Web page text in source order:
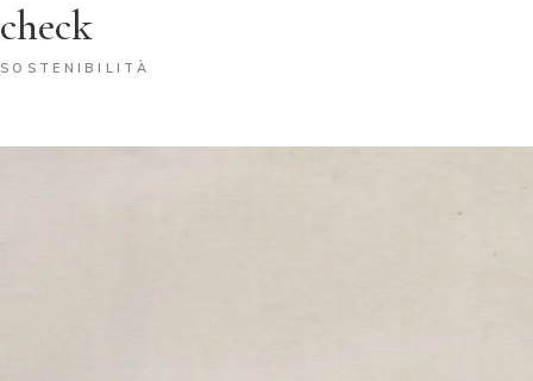
check
SOSTENIBILITÀ